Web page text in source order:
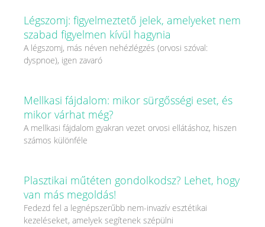
Légszomj: figyelmeztető jelek, amelyeket nem
szabad figyelmen kívül hagynia
A légszomj, más néven nehézlégzés (orvosi szóval:
dyspnoe), igen zavaró
Mellkasi fájdalom: mikor sürgősségi eset, és
mikor várhat még?
A mellkasi fájdalom gyakran vezet orvosi ellátáshoz, hiszen
számos különféle
Plasztikai műtéten gondolkodsz? Lehet, hogy
van más megoldás!
Fedezd fel a legnépszerűbb nem-invazív esztétikai
kezeléseket, amelyek segítenek szépülni